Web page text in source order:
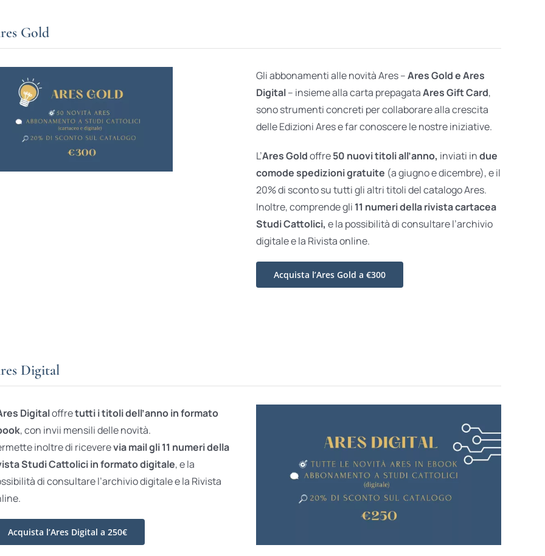
Gold
Gli abbonamenti alle novità Ares –Ares Gold e Ares
Digital– insieme alla carta prepagataAres Gift Card,
sono strumenti concreti per collaborare alla crescita
delle Edizioni Ares e far conoscere le nostre iniziative.
L’Ares Goldoffre50 nuovi titoli all’anno, inviati indue
comode spedizioni gratuite (a giugno e dicembre), e il
20% di sconto su tutti gli altri titoli del catalogo Ares.
Inoltre, comprende gli 11 numeri della rivista cartacea
Studi Cattolici, e la possibilità di consultare l’archivio
digitale e la Rivista online.
Acquista l’Ares Gold a €300
Digital
Digitaloffretutti i titoli dell’anno in formato
, con invii mensili delle novità.
inoltre di riceverevia mail gli 11 numeri della
Studi Cattolici in formato digitale, e la
di consultare l’archivio digitale e la Rivista
Acquista l’Ares Digital a 250€